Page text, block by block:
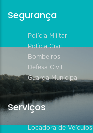
Segurança
Polícia Militar
Polícia Civil
Bombeiros
Defesa Civil
Guarda Municipal
Serviços
Locadora de Veículos